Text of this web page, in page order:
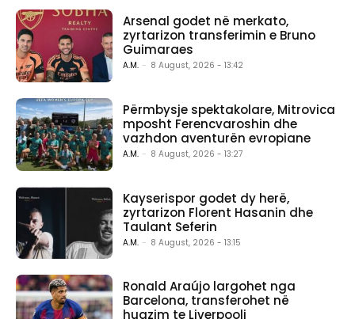
Arsenal godet në merkato,
zyrtarizon transferimin e Bruno
Guimaraes
A.M. - 8 August, 2026 - 13:42
Përmbysje spektakolare, Mitrovica
mposht Ferencvaroshin dhe
vazhdon aventurën evropiane
A.M. - 8 August, 2026 - 13:27
Kayserispor godet dy herë,
zyrtarizon Florent Hasanin dhe
Taulant Seferin
A.M. - 8 August, 2026 - 13:15
Ronald Araújo largohet nga
Barcelona, transferohet në
huazim te Liverpooli